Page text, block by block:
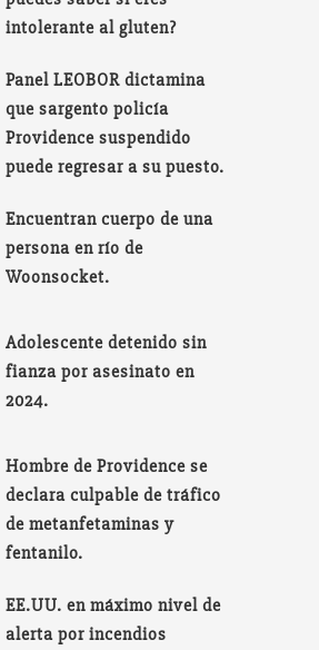
intolerante al gluten?
Panel LEOBOR dictamina
que sargento policía
Providence suspendido
puede regresar a su puesto.
Encuentran cuerpo de una
persona en río de
Woonsocket.
Adolescente detenido sin
fianza por asesinato en
2024.
Hombre de Providence se
declara culpable de tráfico
de metanfetaminas y
fentanilo.
EE.UU. en máximo nivel de
alerta por incendios